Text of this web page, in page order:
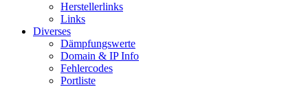
Herstellerlinks
Links
Diverses
Dämpfungswerte
Domain & IP Info
Fehlercodes
Portliste